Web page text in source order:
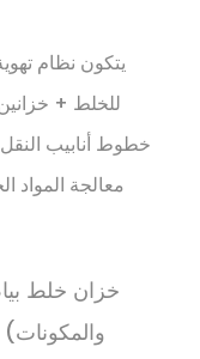
للخلط +
معالجة المواد
خزان خلط